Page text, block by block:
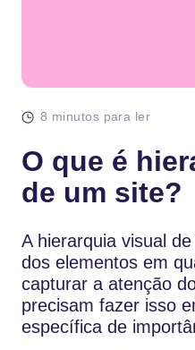
8 minutos para ler
O que é
de um site?
A hierarquia visual
dos elementos em
capturar a atenção
precisam fazer isso
específica de